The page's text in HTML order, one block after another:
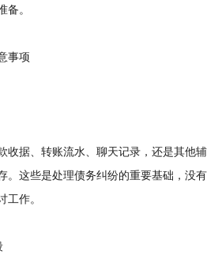
备。
事项
据、转账流水、聊天记录，还是其他辅
。这些是处理债务纠纷的重要基础，没有
工作。